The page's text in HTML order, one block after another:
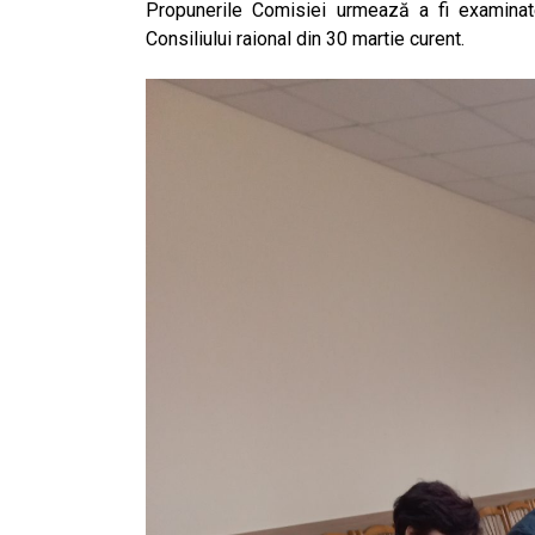
Propunerile Comisiei urmează a fi
Consiliului raional din 30 martie curent.